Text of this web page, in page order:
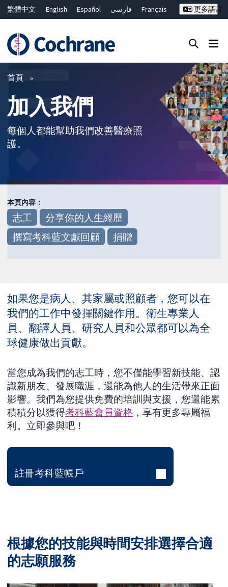
繁體中文 English Español فارسی
Français
ไทย
简体中文
更多語言
關閉搜尋 ✖
首頁
加入我們
每個人都能幫助我們改善醫療照
護。
本頁內容：
志工
分享你的人生經歷
撰寫考科藍文獻回顧
捐贈
如果您是病人、其家屬或照顧者，您可以在
我們的工作中發揮關鍵作用。衛生專業人
員、翻譯人員、研究人員和公眾都可以為全
球健康做出貢獻。
當您成為我們的志工時，您不僅能學習新技能、認
識新朋友、發展職涯，還能為他人的生活帶來正面
影響。我們為您提供免費的培訓與支援，您還能累
積積分以獲得考科藍會員資格 ，享有更多專屬福
利。立即參與吧！
註冊考科藍帳戶
根據您的技能與時間安排選擇合適
的志願服務